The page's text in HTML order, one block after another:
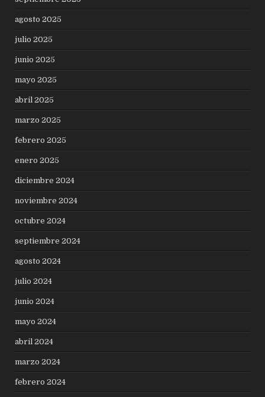
agosto 2025
julio 2025
junio 2025
mayo 2025
abril 2025
marzo 2025
febrero 2025
enero 2025
diciembre 2024
noviembre 2024
octubre 2024
septiembre 2024
agosto 2024
julio 2024
junio 2024
mayo 2024
abril 2024
marzo 2024
febrero 2024